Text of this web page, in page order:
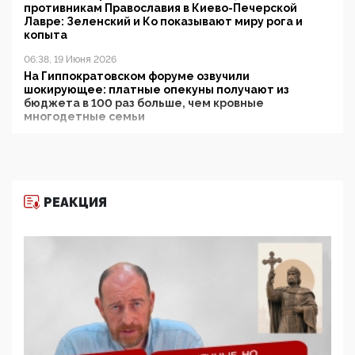
противникам Православия в Киево-Печерской
Лавре: Зеленский и Ко показывают миру рога и
копыта
06:38, 19 Июня 2026
На Гиппократовском форуме озвучили
шокирующее: платные опекуны получают из
бюджета в 100 раз больше, чем кровные
многодетные семьи
11:53, 09 Июня 2026
деятельность ИИТО ЮНЕСКО в России, но
цифроглобалисты продолжают определять
повестку в образовании
09:43, 01 Июня 2026
5G за счет здоровья граждан: Минцифры намерено
отобрать у регионов и муниципалитетов право
защищать жилые дома и социальные объекты от
РЕАКЦИЯ